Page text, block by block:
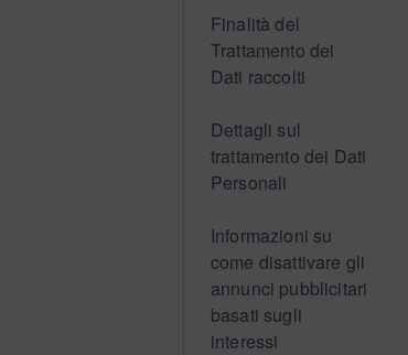
Finalità del
Trattamento dei
Dati raccolti
Dettagli sul
trattamento dei Dati
Personali
Informazioni su
come disattivare gli
annunci pubblicitari
basati sugli
interessi